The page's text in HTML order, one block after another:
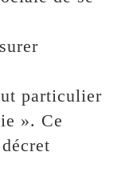
particulier
». Ce